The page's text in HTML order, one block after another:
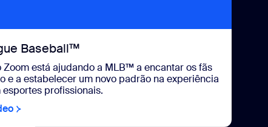
Baseball™
Zoom está ajudando a MLB™ a encantar os fãs
e a estabelecer um novo padrão na experiência
profissionais.